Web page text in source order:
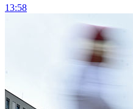
13:58